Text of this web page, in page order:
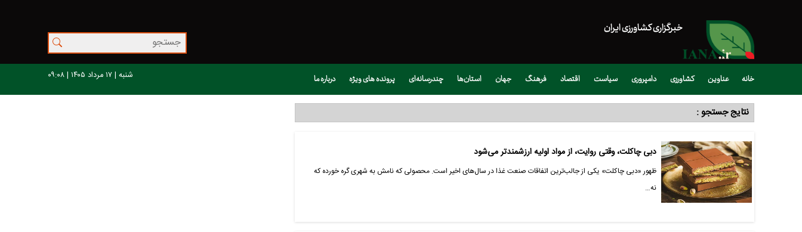
خبرگزاری کشاورزی ایران
خانه عناوین کشاورزی دامپروری سیاست اقتصاد فرهنگ جهان استان‌ها چندرسانه‌ای پرونده های ویژه درباره ما شنبه | ۱۷ مرداد ۱۴۰۵ | ۰۹:۰۸
نتایج جستجو :
دبی چاکلت، وقتی روایت، از مواد اولیه ارزشمندتر می‌شود
ظهور «دبی چاکلت» یکی از جالب‌ترین اتفاقات صنعت غذا در سال‌های اخیر است. محصولی که نامش به شهری گره خورده که
نه…